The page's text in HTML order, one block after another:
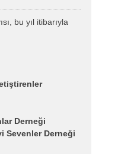
bu yıl itibarıyla
Derneği
Sevenler Derneği